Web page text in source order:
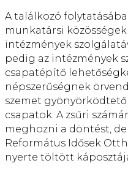
A találkozó
munkatársi
intézmények
pedig az intézmények
csapatépítő
népszerűségnek
szemet
csapatok. A zsűri
meghozni a döntést, de
Református Idősek
nyerte töltött